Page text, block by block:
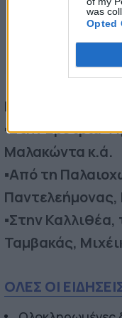
was
Opted
Πιο αναλυτικά,
▪️Στην Ερέτρια:
Μαλακώντα κ.ά.
▪️Από τη
▪️Στην
Ταμβακάς,
ΟΛΕΣ ΟΙ